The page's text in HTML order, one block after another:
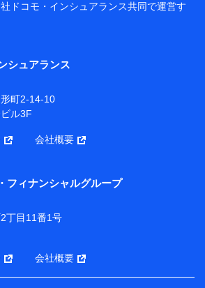
モ・フィナンシャルグループ
社NTTドコモ・フィナンシャルグルー
関連サービスにおけるユーザー登録受
め
社NTTドコモ・フィナンシャルグルー
他に関する情報を提供するため、また
業務遂行のため、またそれらに付帯、
は株式会社NTTドコモ・フィナンシャ
提携会社のサービスを案内、提供する
得したサービス利用履歴、ウェブサイ
買履歴、ご契約内容等のパーソナルデ
お客さまの趣味・嗜好・傾向に応じた
に関するご提案や広告の配信等を行う
）
催のため
ドコモ・インシュアランス共同で運営す
シュアランス
町2-14-10
ル3F
会社概要
フィナンシャルグループ
丁目11番1号
会社概要